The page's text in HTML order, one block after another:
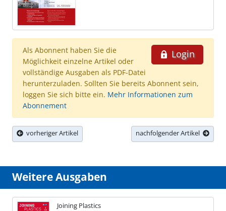
Login
Als Abonnent haben Sie die
Möglichkeit einzelne Artikel oder
vollständige Ausgaben als PDF-Datei
herunterzuladen. Sollten Sie bereits Abonnent sein,
loggen Sie sich bitte ein. Mehr Informationen zum
Abonnement
vorheriger Artikel nachfolgender Artikel
Weitere Ausgaben
Joining Plastics